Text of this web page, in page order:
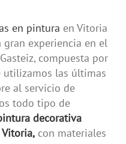
en pintura en Vitoria
gran experiencia en el
compuesta por
utilizamos las últimas
al servicio de
todo tipo de
decorativa
con materiales